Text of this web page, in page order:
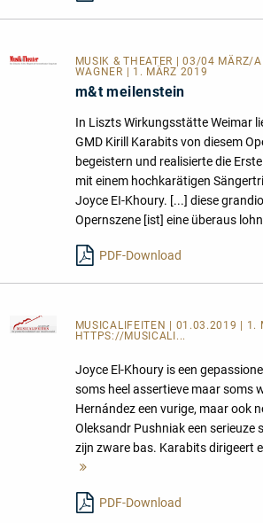
MUSIK & THEATER
| 03/04 MÄRZ/
WAGNER | 1. MÄRZ 2019
m&t meilenstein
In Liszts Wirkungsstätte Weimar
GMD Kirill Karabits von diesem
begeistern und realisierte die
mit einem hochkarätigen
Joyce EI-Khoury. [...] diese
Opernszene [ist] eine überaus
PDF-Download
MUSICALIFEITEN
| 01.03.2019 | 1.
HTTPS://MUSICALI...
Joyce El-Khoury is een
soms heel assertieve maar soms
Hernández een vurige, maar ook
Oleksandr Pushniak een serieuze
zijn zware bas. Karabits dirigeert
PDF-Download